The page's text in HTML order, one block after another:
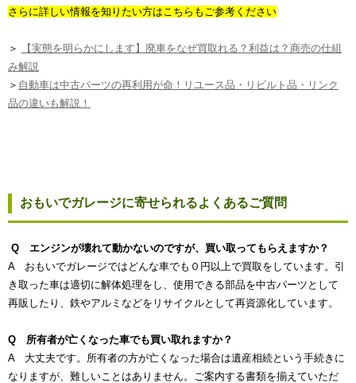
さらに詳しい情報を知りたい方はこちらもご参考ください
＞
【実態を明らかにします】廃車をなぜ買取れる？利益は？商売の仕組
み解説
＞ 自動車は中古パーツの再利用が命！リユース品・リビルト品・リンク
品の違いも解説！
おもいでガレージに寄せられるよくあるご質問
Q エンジンが壊れて動かないのですが、買い取ってもらえますか？
A おもいでガレージではどんな車でも０円以上で買取をしています。引
き取った車は適切に解体処理をし、使用できる部品を中古パーツとして
再販したり、鉄やアルミなどをリサイクルとして再資源化しています。
Q 所有者が亡くなった車でも買い取れますか？
A 大丈夫です。所有者の方が亡くなった場合は遺産相続という手続きに
なりますが、難しいことはありません。ご案内する書類を揃えていただ